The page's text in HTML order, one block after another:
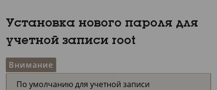
Установка нового пароля для
учетной записи root
Внимание
По умолчанию для учетной записи